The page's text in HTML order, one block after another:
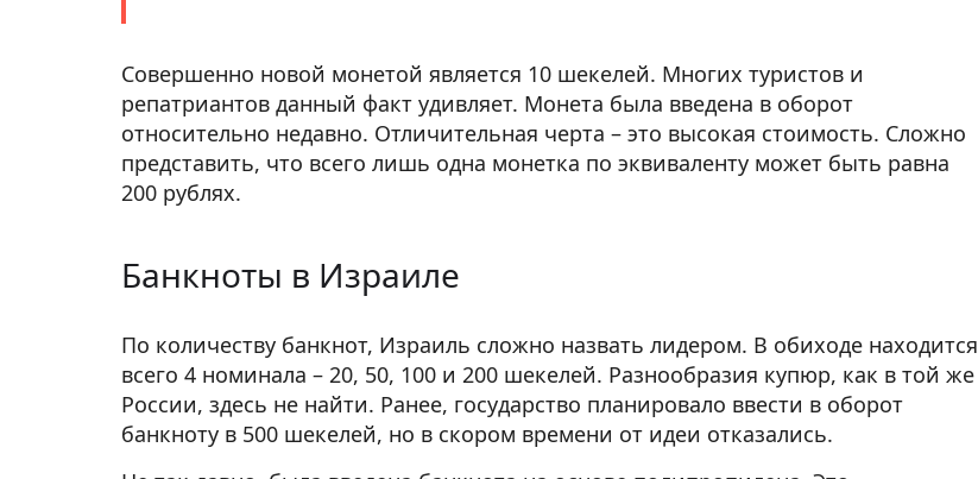
Совершенно новой монетой является 10 шекелей. Многих туристов и
репатриантов данный факт удивляет. Монета была введена в оборот
относительно недавно. Отличительная черта – это высокая стоимость. Сложно
представить, что всего лишь одна монетка по эквиваленту может быть равна
200 рублях.
Банкноты в Израиле
По количеству банкнот, Израиль сложно назвать лидером. В обиходе находится
всего 4 номинала – 20, 50, 100 и 200 шекелей. Разнообразия купюр, как в той же
России, здесь не найти. Ранее, государство планировало ввести в оборот
банкноту в 500 шекелей, но в скором времени от идеи отказались.